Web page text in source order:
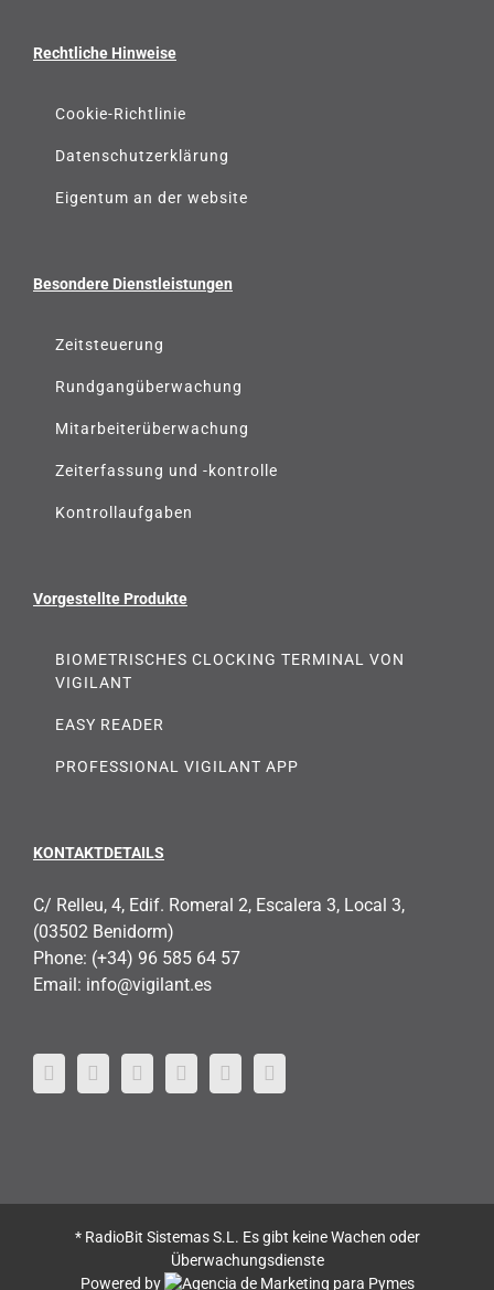
Rechtliche Hinweise
Cookie-Richtlinie
Datenschutzerklärung
Eigentum an der website
Besondere Dienstleistungen
Zeitsteuerung
Rundgangüberwachung
Mitarbeiterüberwachung
Zeiterfassung und -kontrolle
Kontrollaufgaben
Vorgestellte Produkte
BIOMETRISCHES CLOCKING TERMINAL VON
VIGILANT
EASY READER
PROFESSIONAL VIGILANT APP
KONTAKTDETAILS
C/ Relleu, 4, Edif. Romeral 2, Escalera 3, Local 3,
(03502 Benidorm)
Phone: (+34) 96 585 64 57
Email: info@vigilant.es
* RadioBit Sistemas S.L. Es gibt keine Wachen oder
Überwachungsdienste
Powered by